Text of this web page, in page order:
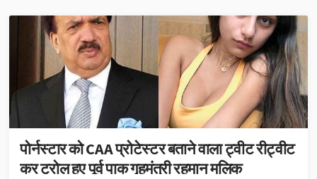
पोर्नस्टार को CAA प्रोटेस्टर बताने वाला ट्वीट रीट्वीट
कर ट्रोल हुए पूर्व पाक गृहमंत्री रहमान मलिक